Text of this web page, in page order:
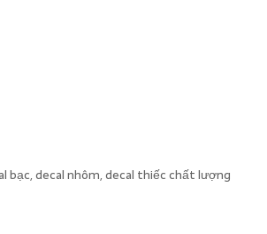
bạc, decal nhôm, decal thiếc chất lượng